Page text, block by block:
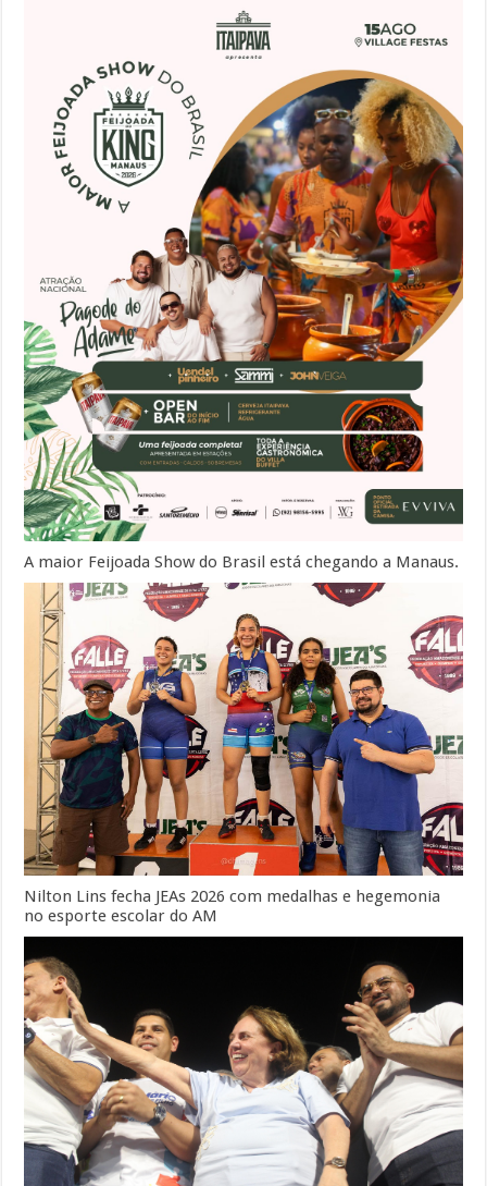
A maior Feijoada Show do Brasil está chegando a Manaus.
Nilton Lins fecha JEAs 2026 com medalhas e hegemonia
no esporte escolar do AM